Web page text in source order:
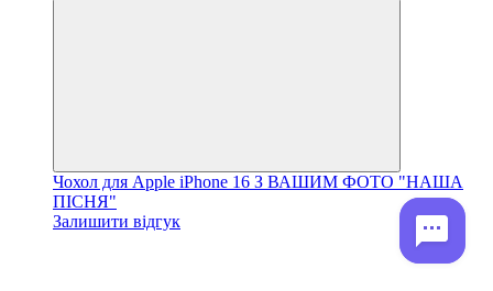
Чохол для Apple iPhone 16 З ВАШИМ ФОТО "НАША
ПІСНЯ"
Залишити відгук